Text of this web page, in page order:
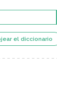
el diccionario